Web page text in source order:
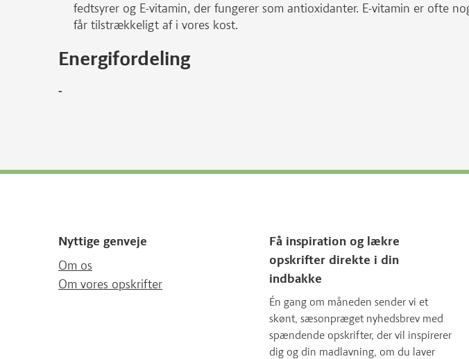
fedtsyrer og E-vitamin, der fungerer som antioxidanter. E-vitamin er ofte
får tilstrækkeligt af i vores kost.
Energifordeling
-
Nyttige genveje
Om os
Om vores opskrifter
Få inspiration og lækre
opskrifter direkte i din
indbakke
Én gang om måneden sender vi et
skønt, sæsonpræget nyhedsbrev med
spændende opskrifter, der vil inspirerer
dig og din madlavning, om du laver